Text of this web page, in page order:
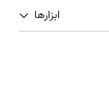
ابزارها